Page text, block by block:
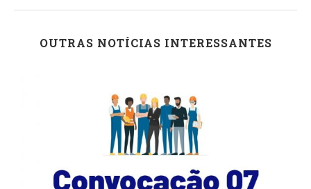
OUTRAS NOTÍCIAS INTERESSANTES